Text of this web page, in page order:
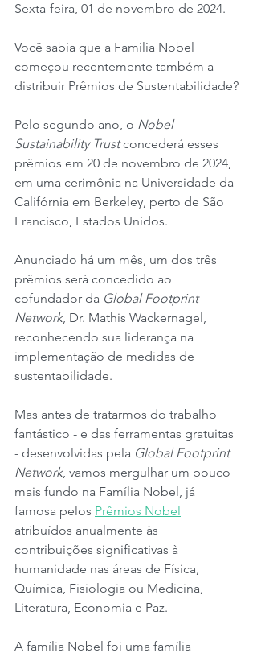
Sexta-feira, 01 de novembro de 2024.
Você sabia que a Família Nobel
começou recentemente também a
distribuir Prêmios de Sustentabilidade?
Pelo segundo ano, o Nobel
Sustainability Trust concederá esses
prêmios em 20 de novembro de 2024,
em uma cerimônia na Universidade da
Califórnia em Berkeley, perto de São
Francisco, Estados Unidos.
Anunciado há um mês, um dos três
prêmios será concedido ao
cofundador da Global Footprint
Network, Dr. Mathis Wackernagel,
reconhecendo sua liderança na
implementação de medidas de
sustentabilidade.
Mas antes de tratarmos do trabalho
fantástico - e das ferramentas gratuitas
- desenvolvidas pela Global Footprint
Network, vamos mergulhar um pouco
mais fundo na Família Nobel, já
famosa pelos Prêmios Nobel
atribuídos anualmente às
contribuições significativas à
humanidade nas áreas de Física,
Química, Fisiologia ou Medicina,
Literatura, Economia e Paz.
A família Nobel foi uma família